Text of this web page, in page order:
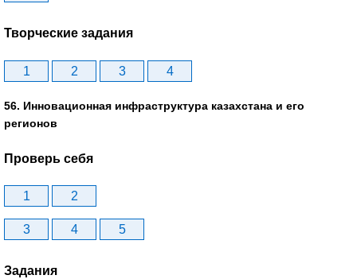
Творческие задания
1 2 3 4
56. Инновационная инфраструктура казахстана и его
регионов
Проверь себя
1 2
3 4 5
Задания